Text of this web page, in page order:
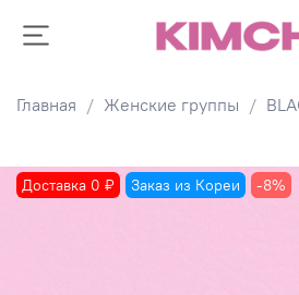
Главная Женские группы
Доставка 0 ₽ Заказ из Кореи -8%